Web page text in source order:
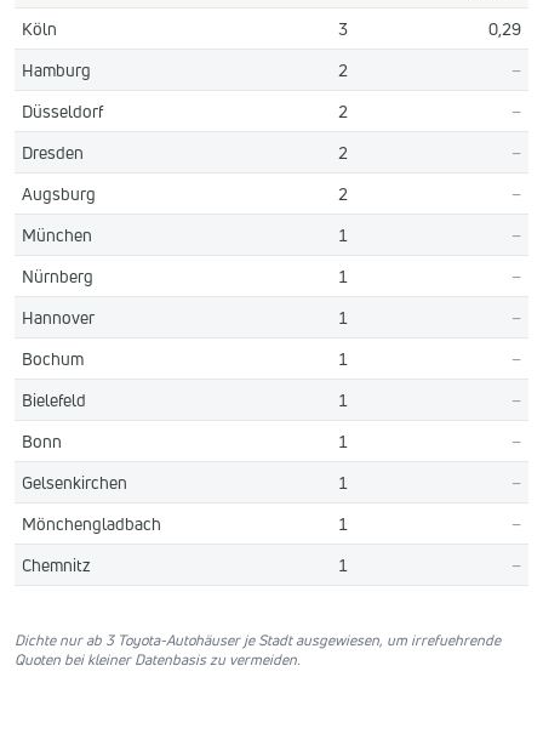
Köln 3
0,29
Hamburg
2
–
Düsseldorf
2
–
Dresden
2
–
Augsburg
2
–
München
1
–
Nürnberg
1
–
Hannover
1
–
Bochum
1
–
Bielefeld
1
–
Bonn
1
–
Gelsenkirchen
1
–
Mönchengladbach
1
–
Chemnitz
1 –
Dichte nur ab 3 Toyota-Autohäuser je Stadt ausgewiesen, um irrefuehrende
Quoten bei kleiner Datenbasis zu vermeiden.